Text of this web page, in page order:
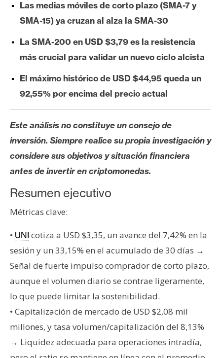
n
á
i
s
s
N
o
t
a
s
e
r
e
n
s
a
T
e
m
a
Las medias móviles de corto plazo (SMA-7 y
SMA-15) ya cruzan al alza la SMA-30
La SMA-200 en USD $3,79 es la resistencia
más crucial para validar un nuevo ciclo alcista
El máximo histórico de USD $44,95 queda un
92,55% por encima del precio actual
Este análisis no constituye un consejo de
inversión. Siempre realice su propia investigación y
considere sus objetivos y situación financiera
antes de invertir en criptomonedas.
Resumen ejecutivo
Métricas clave:
• UNI cotiza a USD $3,35, un avance del 7,42% en la
sesión y un 33,15% en el acumulado de 30 días →
Señal de fuerte impulso comprador de corto plazo,
aunque el volumen diario se contrae ligeramente,
lo que puede limitar la sostenibilidad.
• Capitalización de mercado de USD $2,08 mil
millones, y tasa volumen/capitalización del 8,13%
→ Liquidez adecuada para operaciones intradía,